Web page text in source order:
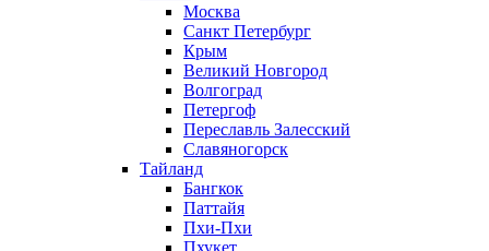
Москва
Санкт Петербург
Крым
Великий Новгород
Волгоград
Петергоф
Переславль Залесский
Славяногорск
Тайланд
Бангкок
Паттайя
Пхи-Пхи
Пхукет